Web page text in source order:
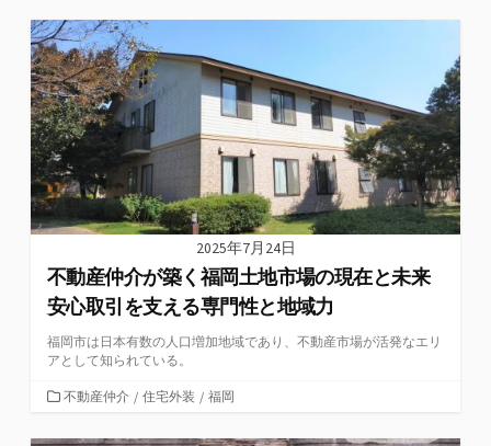
2025年7月24日
不動産仲介が築く福岡土地市場の現在と未来
安心取引を支える専門性と地域力
福岡市は日本有数の人口増加地域であり、不動産市場が活発なエリ
アとして知られている。
カ
ゴ
不動産仲介 / 住宅外装 / 福岡